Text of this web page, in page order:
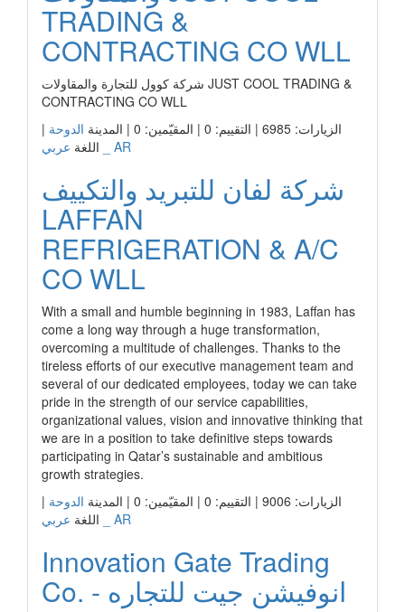
TRADING &
CONTRACTING CO WLL
شركة كوول للتجارة والمقاولات JUST COOL TRADING &
CONTRACTING CO WLL
الزيارات: 6985 | التقييم: 0 | المقيّمين: 0 | المدينة
الدوحة |
اللغة عربي _ AR
شركة لفان للتبريد والتكييف
LAFFAN
REFRIGERATION & A/C
CO WLL
With a small and humble beginning in 1983, Laffan has
come a long way through a huge transformation,
overcoming a multitude of challenges. Thanks to the
tireless efforts of our executive management team and
several of our dedicated employees, today we can take
pride in the strength of our service capabilities,
organizational values, vision and innovative thinking that
we are in a position to take definitive steps towards
participating in Qatar’s sustainable and ambitious
growth strategies.
الزيارات: 9006 | التقييم: 0 | المقيّمين: 0 | المدينة
الدوحة |
اللغة عربي _ AR
Innovation Gate Trading
Co. - انوفيشن جيت للتجاره